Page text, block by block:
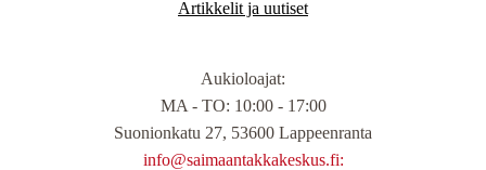
Artikkelit ja uutiset
Aukioloajat:
MA - TO: 10:00 - 17:00
Suonionkatu 27, 53600 Lappeenranta
info@saimaantakkakeskus.fi: